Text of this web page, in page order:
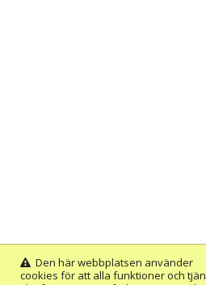
Den här webbplatsen använder
cookies för att alla funktioner och